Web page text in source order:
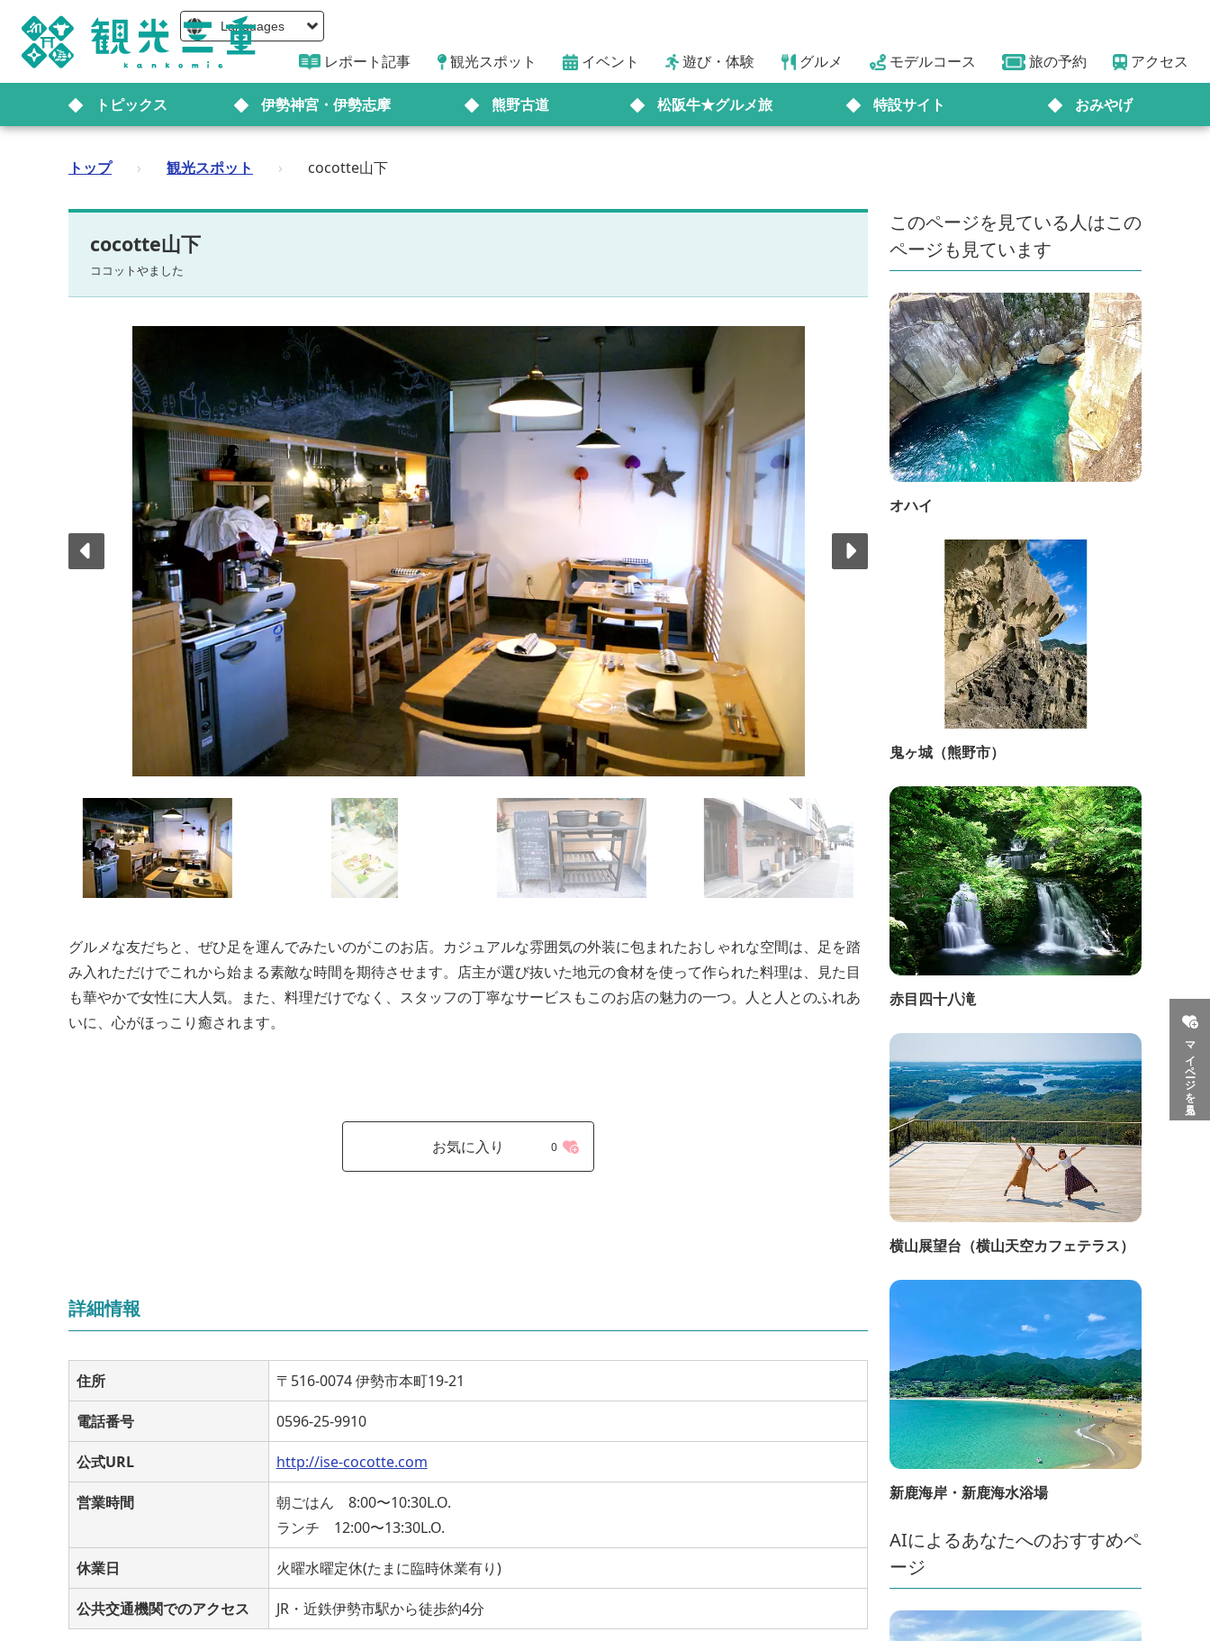
Languages
レポート記事 観光スポット イベント 遊び・体験 グルメ モデルコース 旅の予約 アクセス
トピックス 伊勢神宮・伊勢志摩 熊野古道 松阪牛★グルメ旅 特設サイト おみやげ
マイページを見る
トップ › 観光スポット › cocotte山下
cocotte山下
ココットやました
グルメな友だちと、ぜひ足を運んでみたいのがこのお店。カジュアルな雰囲気の外装に包まれたおしゃれな空間は、足を踏
み入れただけでこれから始まる素敵な時間を期待させます。店主が選び抜いた地元の食材を使って作られた料理は、見た目
も華やかで女性に大人気。また、料理だけでなく、スタッフの丁寧なサービスもこのお店の魅力の一つ。人と人とのふれあ
いに、心がほっこり癒されます。
お気に入り 0
詳細情報
住所 〒516-0074 伊勢市本町19-21
電話番号 0596-25-9910
公式URL http://ise-cocotte.com
営業時間
朝ごはん 8:00〜10:30L.O.
ランチ 12:00〜13:30L.O.
休業日 火曜水曜定休(たまに臨時休業有り)
公共交通機関でのアクセス JR・近鉄伊勢市駅から徒歩約4分
このページを見ている人はこの
ページも見ています
オハイ
鬼ヶ城（熊野市）
赤目四十八滝
横山展望台（横山天空カフェテラス）
新鹿海岸・新鹿海水浴場
AIによるあなたへのおすすめペ
ージ